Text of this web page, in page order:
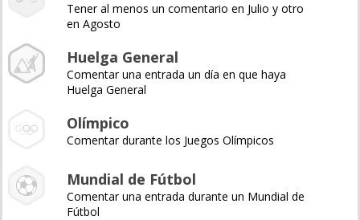
Tener al menos un comentario en Julio y otro
en Agosto
Huelga General
Comentar una entrada un día en que haya
Huelga General
Olímpico
Comentar durante los Juegos Olímpicos
Mundial de Fútbol
Comentar una entrada durante un Mundial de
Fútbol